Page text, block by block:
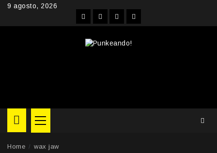
Skip9 agosto, 2026
FacebookInstagram
YouTubeTwitter
Primary
Menu
Home wax jaw